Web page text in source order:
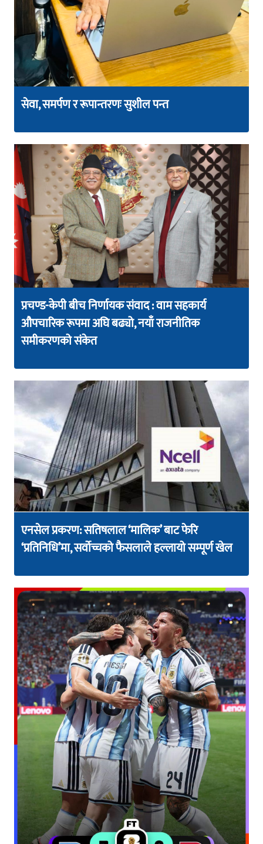
सेवा, समर्पण र रूपान्तरणः सुशील पन्त
प्रचण्ड-केपी बीच निर्णायक संवाद : वाम सहकार्य
औपचारिक रूपमा अघि बढ्यो, नयाँ राजनीतिक
समीकरणको संकेत
एनसेल प्रकरण: सतिषलाल ‘मालिक’ बाट फेरि
‘प्रतिनिधि’मा, सर्वोच्चको फैसलाले हल्लायो सम्पूर्ण खेल